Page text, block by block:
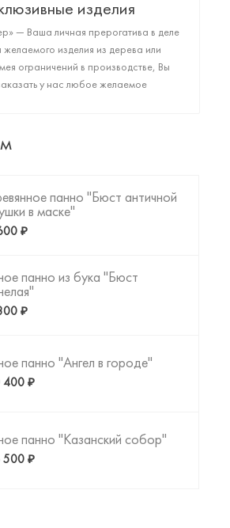
изделия
— Ваша личная прерогатива в деле
желаемого изделия из дерева или
ограничений в производстве, Вы
у нас любое желаемое
панно "Бюст античной
в маске"
₽
панно из бука "Бюст
₽
панно "Ангел в городе"
400 ₽
панно "Казанский собор"
500 ₽